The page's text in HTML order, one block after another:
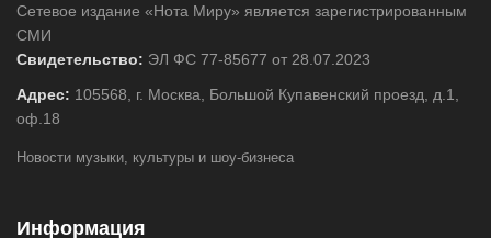
Сетевое издание «Нота Миру» является зарегистрированным
СМИ
Свидетельство: ЭЛ ФС 77-85677 от 28.07.2023
Адрес: 105568, г. Москва, Большой Купавенский проезд, д.1,
оф.18
Новости музыки, культуры и шоу-бизнеса
Информация